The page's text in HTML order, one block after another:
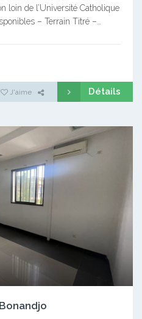
loin de l’Université Catholique
– Terrain Titré –…
J'aime Détails